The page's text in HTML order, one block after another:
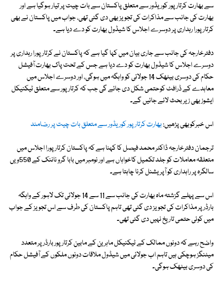
سے بھارت کرتارپور کوریڈور سے متعلق پاکستان سے بات چیت پر تیار ہوگیا ہے اور
بھارت کی جانب سے مذاکرات کی تجویز بھی دی گئی تھی، جواب میں پاکستان نے بھی
کرتار پورا رہداری پر دوسرے اجلاس کا شیڈول بھارت کو دے دیا ہے۔
دفترخارجہ کی جانب سے جاری بیان میں کہا گیا ہے کہ پاکستان نے کرتار پورا رہداری پر
دوسرے اجلاس کا شیڈول بھارت کو دے دیا ہے جس کے تحت پاک بھارت آفیشل
حکام کی دوسری بیٹھک 14 جولائی کو واہگہ میں ہوگی، اور دوسرے اجلاس میں
معاہدے کے ڈرافٹ کوحتمی شکل دی جائے گی جب کہ کرتار پور سے متعلق ٹیکنیکل
ایشوز بھی زیر بحث لائے جائیں گے۔
اس خبرکوبھی پڑھیں:بھارت کرتارپور کوریڈور سے متعلق بات چیت پر رضامند
ترجمان دفترخارجہ ڈاکٹر محمد فیصل کا کہنا ہے کہ پاکستان کرتار پورا اجلاس میں
متعلقہ معاملات کو جلد تکمیل کاخواہاں ہے اور نومبر میں بابا گرو ناننک کے 550ویں
سالگرہ پر راہداری کو آپریشنل کرنا چاہتا ہے۔
اس سے پہلے گزشتہ ماہ بھارت کی جانب سے 11 سے 14 جولائی تک لاہور کے واہگہ
بارڈر پر مذاکرات کی تجویز دی گئی تھی تاہم پاکستان کی طرف سے اس تجویز کے جواب
میں کوئی حتمی تاریخ نہیں دی گئی تھی۔
واضح رہے کہ دونوں ممالک کے ٹیکنیکل ماہرین کے مابین کرتارپور بارڈرپر متعدد
میٹنگز ہوچکی ہیں تاہم اب جولائی میں شیڈول ملاقات دونوں ملکوں کے آفیشل حکام
کی دوسری بیٹھک ہوگی۔